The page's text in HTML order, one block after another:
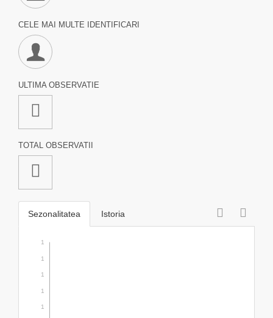
CELE MAI MULTE IDENTIFICARI
ULTIMA OBSERVATIE
TOTAL OBSERVATII
Sezonalitatea Istoria
1
1
1
1
1